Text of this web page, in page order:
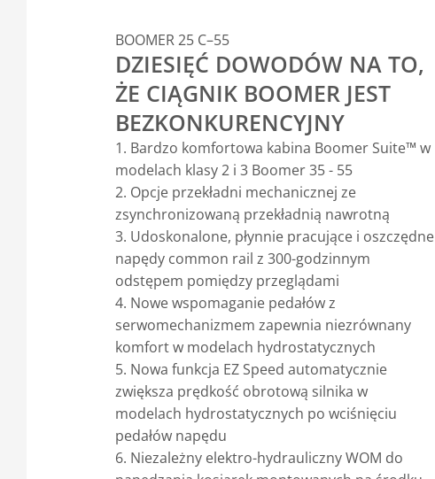
BOOMER 25 C–55
DZIESIĘĆ DOWODÓW NA TO,
ŻE CIĄGNIK BOOMER JEST
BEZKONKURENCYJNY
1. Bardzo komfortowa kabina Boomer Suite™ w
modelach klasy 2 i 3 Boomer 35 - 55
2. Opcje przekładni mechanicznej ze
zsynchronizowaną przekładnią nawrotną
3. Udoskonalone, płynnie pracujące i oszczędne
napędy common rail z 300-godzinnym
odstępem pomiędzy przeglądami
4. Nowe wspomaganie pedałów z
serwomechanizmem zapewnia niezrównany
komfort w modelach hydrostatycznych
5. Nowa funkcja EZ Speed automatycznie
zwiększa prędkość obrotową silnika w
modelach hydrostatycznych po wciśnięciu
pedałów napędu
6. Niezależny elektro-hydrauliczny WOM do